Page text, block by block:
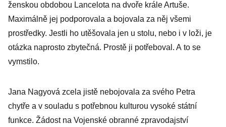
ženskou obdobou Lancelota na dvoře krále Artuše.
Maximálně jej podporovala a bojovala za něj všemi
prostředky. Jestli ho utěšovala jen u stolu, nebo i v loži, je
otázka naprosto zbytečná. Prostě ji potřeboval. A to se
vymstilo.
Jana Nagyová zcela jistě nebojovala za svého Petra
chytře a v souladu s potřebnou kulturou vysoké státní
funkce. Žádost na Vojenské obranné zpravodajství